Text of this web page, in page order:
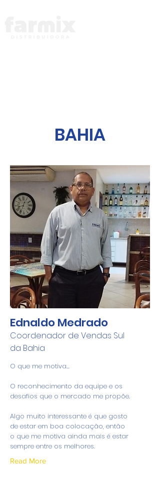
BAHIA
Ednaldo Medrado
Coordenador de Vendas Sul
da Bahia
O que me motiva...
O reconhecimento da equipe e os
desafios que o mercado me propõe.
Algo muito interessante é que gosto
de estar em boa colocação, então
o que me motiva ainda mais é estar
sempre entre os melhores.
Read More